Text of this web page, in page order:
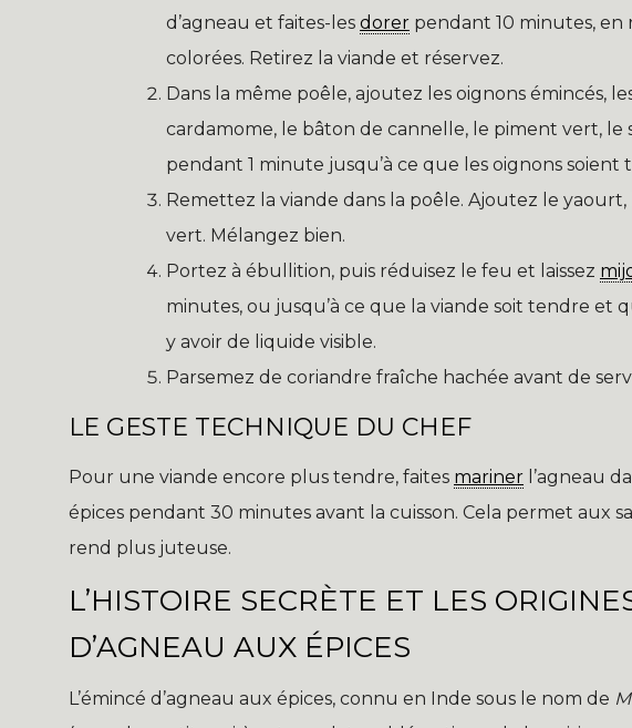
d’agneau et faites-les dorer pendant 10 minutes, en
colorées. Retirez la viande et réservez.
Dans la même poêle, ajoutez les oignons émincés,
cardamome, le bâton de cannelle, le piment vert, le
pendant 1 minute jusqu’à ce que les oignons soient
Remettez la viande dans la poêle. Ajoutez le
vert. Mélangez bien.
Portez à ébullition, puis réduisez le feu et laissez
minutes, ou jusqu’à ce que la viande soit tendre et
y avoir de liquide visible.
Parsemez de coriandre fraîche hachée avant de
LE GESTE TECHNIQUE DU CHEF
Pour une viande encore plus tendre, faites mariner l’agneau
épices pendant 30 minutes avant la cuisson. Cela permet aux
rend plus juteuse.
L’HISTOIRE SECRÈTE ET LES
D’AGNEAU AUX ÉPICES
L’émincé d’agneau aux épices, connu en Inde sous le nom de